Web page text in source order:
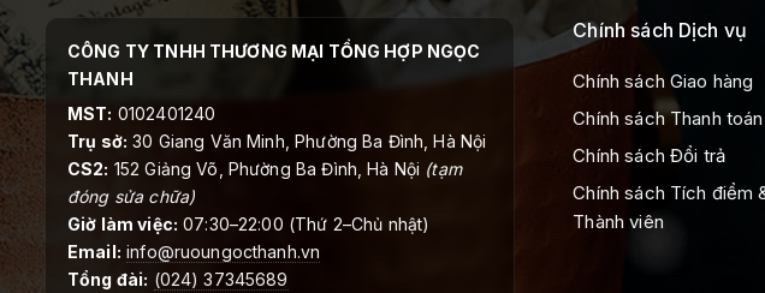
CÔNG TY TNHH THƯƠNG MẠI TỔNG HỢP NGỌC
THANH
MST: 0102401240
Trụ sở: 30 Giang Văn Minh, Phường Ba Đình, Hà Nội
CS2: 152 Giảng Võ, Phường Ba Đình, Hà Nội (tạm
đóng sửa chữa)
Giờ làm việc: 07:30–22:00 (Thứ 2–Chủ nhật)
Email: info@ruoungocthanh.vn
Tổng đài: (024) 37345689
Chính sách Dịch vụ
Chính sách Giao hàng
Chính sách Thanh toán
Chính sách Đổi trả
Chính sách Tích điểm
Thành viên